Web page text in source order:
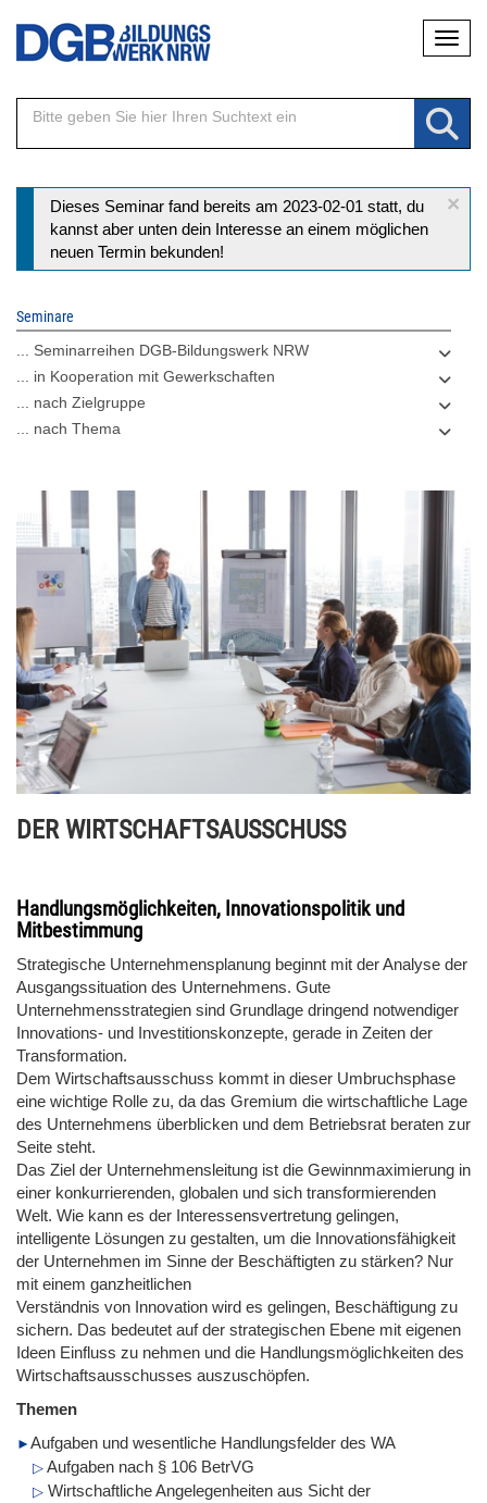
Direkt
Inhalt
×
Statusmeldung
Dieses Seminar fand bereits am 2023-02-01 statt, du
kannst aber unten dein Interesse an einem möglichen
neuen Termin bekunden!
Seminare
... Seminarreihen DGB-Bildungswerk NRW
... in Kooperation mit Gewerkschaften
... nach Zielgruppe
... nach Thema
DER WIRTSCHAFTSAUSSCHUSS
Handlungsmöglichkeiten, Innovationspolitik und
Mitbestimmung
Strategische Unternehmensplanung beginnt mit der Analyse der
Ausgangssituation des Unternehmens. Gute
Unternehmensstrategien sind Grundlage dringend notwendiger
Innovations- und Investitionskonzepte, gerade in Zeiten der
Transformation.
Dem Wirtschaftsausschuss kommt in dieser Umbruchsphase
eine wichtige Rolle zu, da das Gremium die wirtschaftliche Lage
des Unternehmens überblicken und dem Betriebsrat beraten zur
Seite steht.
Das Ziel der Unternehmensleitung ist die Gewinnmaximierung in
einer konkurrierenden, globalen und sich transformierenden
Welt. Wie kann es der Interessensvertretung gelingen,
intelligente Lösungen zu gestalten, um die Innovationsfähigkeit
der Unternehmen im Sinne der Beschäftigten zu stärken? Nur
mit einem ganzheitlichen
Verständnis von Innovation wird es gelingen, Beschäftigung zu
sichern. Das bedeutet auf der strategischen Ebene mit eigenen
Ideen Einfluss zu nehmen und die Handlungsmöglichkeiten des
Wirtschaftsausschusses auszuschöpfen.
Themen
Aufgaben und wesentliche Handlungsfelder des WA
Aufgaben nach § 106 BetrVG
Wirtschaftliche Angelegenheiten aus Sicht der